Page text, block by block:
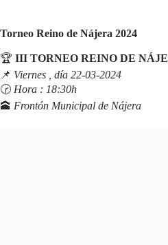
Torneo Reino de Nájera 2024
🏆 III TORNEO REINO DE
📌 Viernes , día 22-03-2024
🕝 Hora : 18:30h
🕋 Frontón Municipal de Nájera